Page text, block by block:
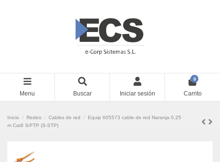
Menu Buscar Iniciar sesión
0
Carrito
Inicio Redes Cables de red
Equip 605573 cable de red Naranja 0,25
m Cat6 S/FTP (S-STP)